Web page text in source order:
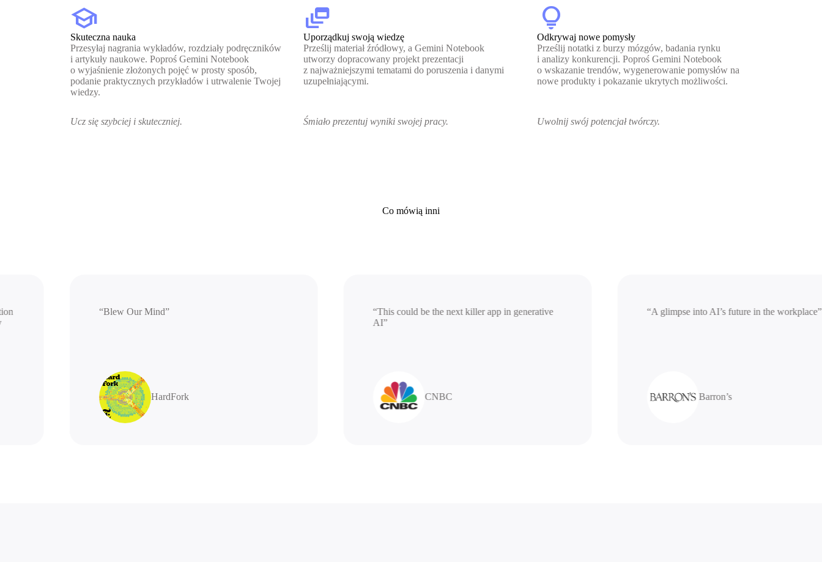
school
Skuteczna nauka
Przesyłaj nagrania wykładów, rozdziały podręczników
i artykuły naukowe. Poproś Gemini Notebook
o wyjaśnienie złożonych pojęć w prosty sposób,
podanie praktycznych przykładów i utrwalenie Twojej
wiedzy.
Ucz się szybciej i skuteczniej.
dynamic_feed
Uporządkuj swoją wiedzę
Prześlij materiał źródłowy, a Gemini Notebook
utworzy dopracowany projekt prezentacji
z najważniejszymi tematami do poruszenia i danymi
uzupełniającymi.
Śmiało prezentuj wyniki swojej pracy.
lightbulb
Odkrywaj nowe pomysły
Prześlij notatki z burzy mózgów, badania rynku
i analizy konkurencji. Poproś Gemini Notebook
o wskazanie trendów, wygenerowanie pomysłów na
nowe produkty i pokazanie ukrytych możliwości.
Uwolnij swój potencjał twórczy.
Co mówią inni
“Blew Our Mind”
HardFork
“This could be the next killer app in generative
CNBC
“A glimpse into AI’s future in the
Barron’s